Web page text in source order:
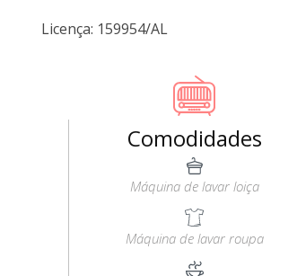
Licença: 159954/AL
Comodidades
Máquina de lavar loiça
Máquina de lavar roupa